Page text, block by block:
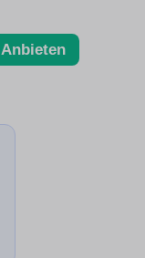
Anbieten